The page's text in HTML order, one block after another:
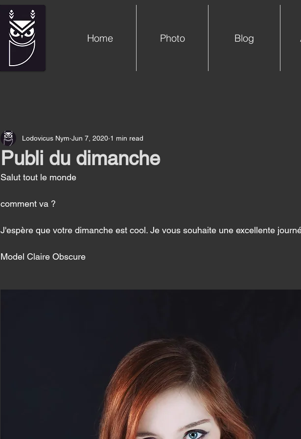
Home Photo Blog
Publi du dimanche
Lodovicus Nym Jun 7, 2020 1 min read
Salut tout le monde
comment va ?
J'espère que votre dimanche est cool. Je vous souhaite une excellente
Model Claire Obscure